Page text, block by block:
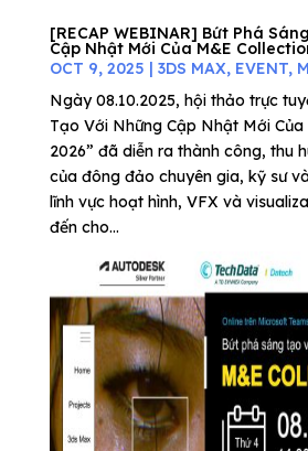
[RECAP WEBINAR] Bứt Phá
Cập Nhật Mới Của M&E
OCT 9, 2025 | 3DS MAX, EVENT,
Ngày 08.10.2025, hội thảo trực
Tạo Với Những Cập Nhật Mới
2026” đã diễn ra thành công, thu
của đông đảo chuyên gia, kỹ sư
lĩnh vực hoạt hình, VFX và
đến cho...